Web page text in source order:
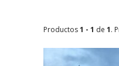
Productos1 - 1 de 1.